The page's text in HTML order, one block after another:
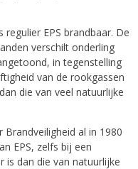
EPS brandbaar. De
verschilt onderling
in tegenstelling
van de rookgassen
die van veel natuurlijke
Brandveiligheid al in 1980
EPS, zelfs bij een
is dan die van natuurlijke